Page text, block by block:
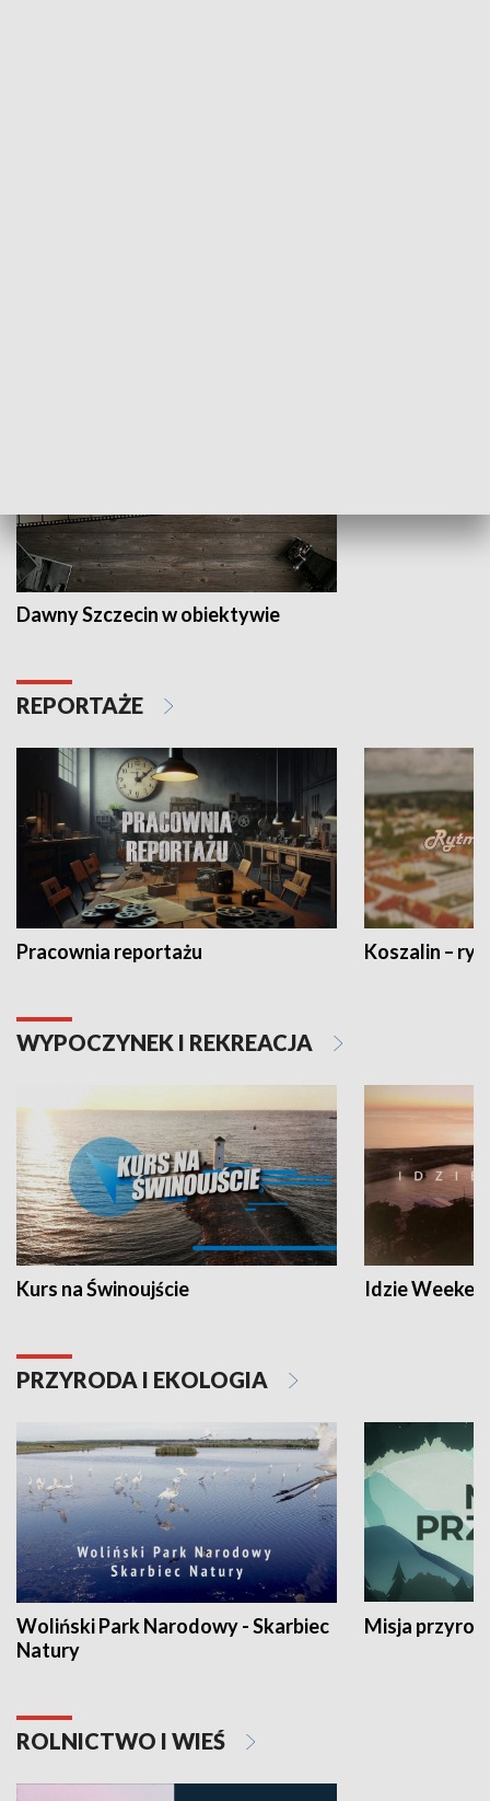
Dawny Szczecin w obiektywie
REPORTAŻE
Pracownia reportażu Koszalin –
WYPOCZYNEK I REKREACJA
Kurs na Świnoujście Idzie
PRZYRODA I EKOLOGIA
Woliński Park Narodowy - Skarbiec
Natury
Misja
ROLNICTWO I WIEŚ